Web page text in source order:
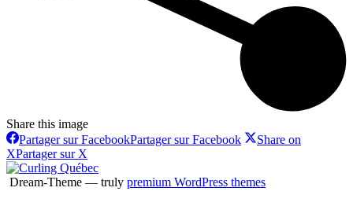
Share this image
Partager sur FacebookPartager sur Facebook
Share on
XPartager sur X
Dream-Theme — truly premium WordPress themes